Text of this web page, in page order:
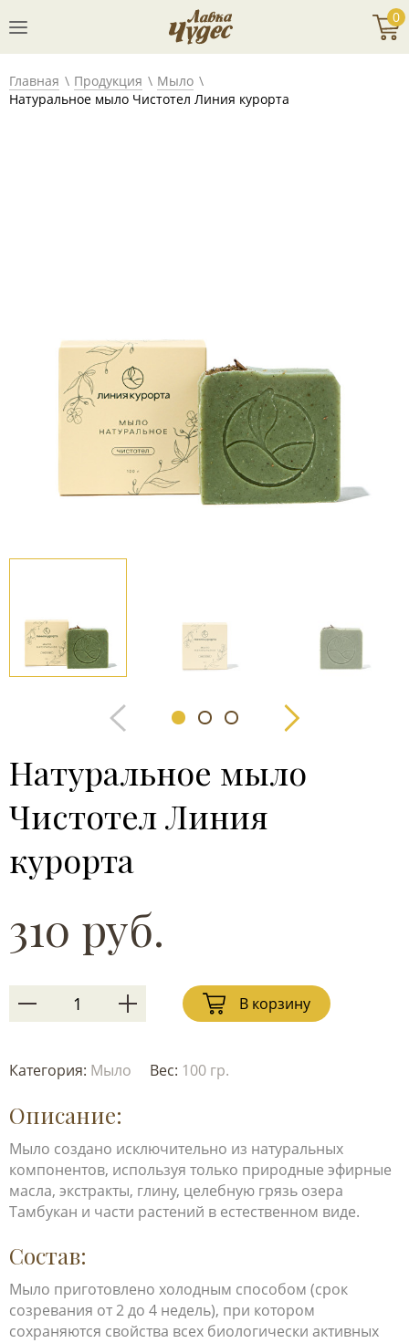
0
Главная Продукция
Мыло
Натуральное мыло Чистотел Линия курорта
Натуральное мыло
Чистотел Линия
курорта
310 руб.
В корзину
Категория: Мыло Вес: 100 гр.
Описание:
Мыло создано исключительно из натуральных
компонентов, используя только природные эфирные
масла, экстракты, глину, целебную грязь озера
Тамбукан и части растений в естественном виде.
Состав:
Мыло приготовлено холодным способом (срок
созревания от 2 до 4 недель), при котором
сохраняются свойства всех биологически активных